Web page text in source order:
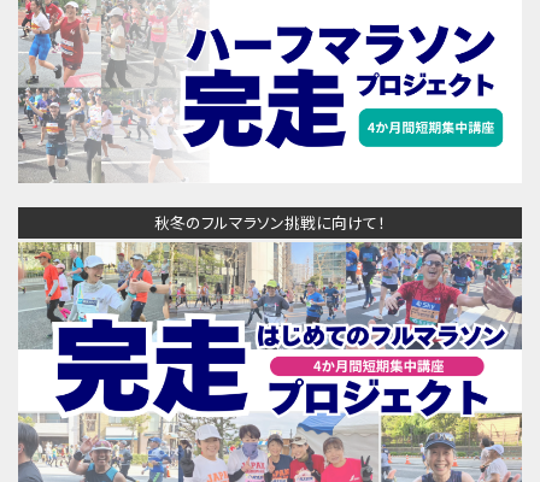
秋冬のフルマラソン挑戦に向けて！